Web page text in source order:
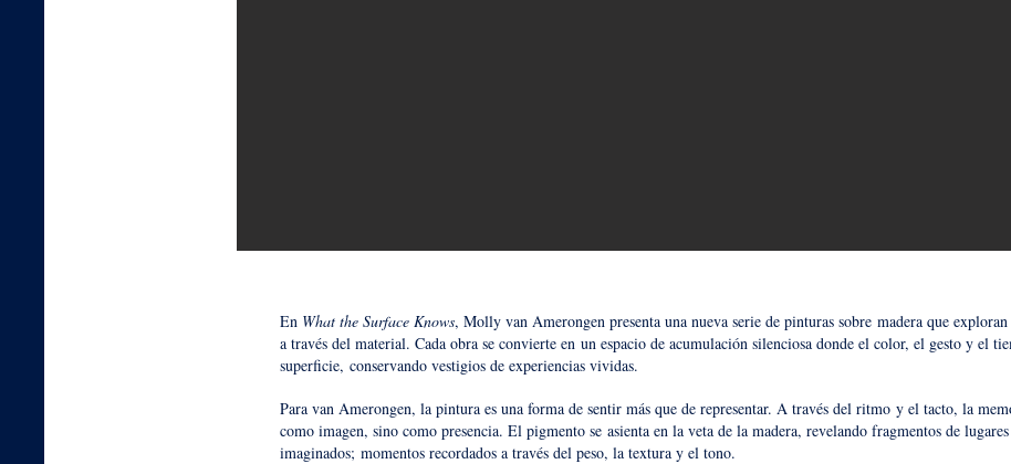
En What the Surface Knows, Molly van Amerongen presenta una nueva serie de pinturas sobre madera que
a través del material. Cada obra se convierte en un espacio de acumulación silenciosa donde el color, el gesto y el
superficie, conservando vestigios de experiencias vividas.
Para van Amerongen, la pintura es una forma de sentir más que de representar. A través del ritmo y el tacto, la
como imagen, sino como presencia. El pigmento se asienta en la veta de la madera, revelando fragmentos de
imaginados; momentos recordados a través del peso, la textura y el tono.